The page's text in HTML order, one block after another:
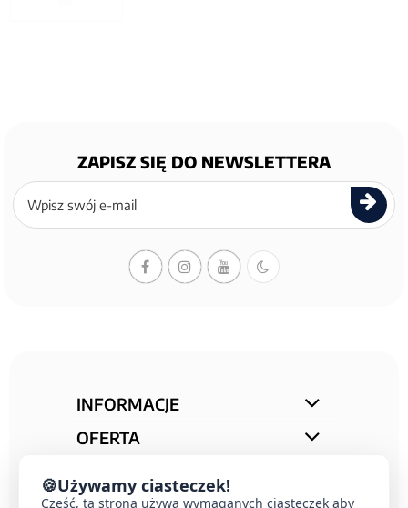
ZAPISZ SIĘ DO NEWSLETTERA
Zapisz
się
newslettera
INFORMACJE
OFERTA
🍪Używamy ciasteczek!
Cześć, ta strona używa wymaganych ciasteczek aby